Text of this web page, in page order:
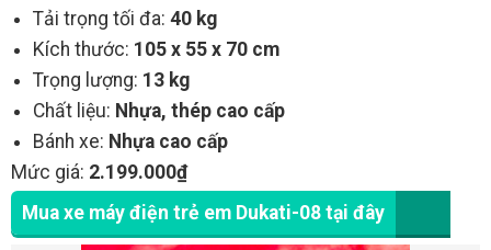
Tải trọng tối đa: 40 kg
Kích thước: 105 x 55 x 70 cm
Trọng lượng: 13 kg
Chất liệu: Nhựa, thép cao cấp
Bánh xe: Nhựa cao cấp
Mức giá: 2.199.000₫
Mua xe máy điện trẻ em Dukati-08 tại đây